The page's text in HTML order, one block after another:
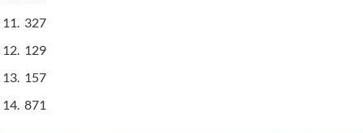
327
129
157
871